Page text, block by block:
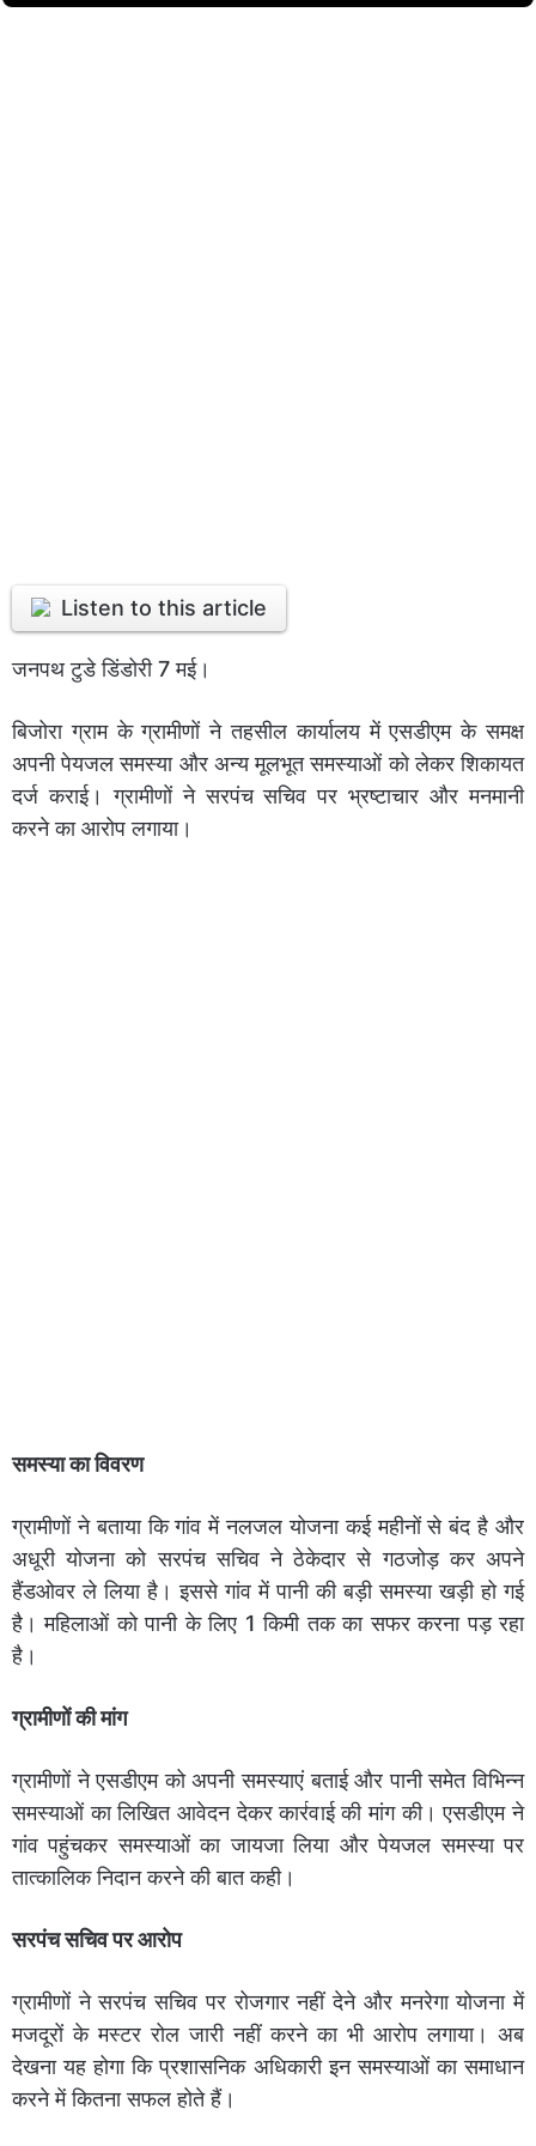
Listen to this article
जनपथ टुडे डिंडोरी 7 मई।
बिजोरा ग्राम के ग्रामीणों ने तहसील कार्यालय में एसडीएम के समक्ष
अपनी पेयजल समस्या और अन्य मूलभूत समस्याओं को लेकर शिकायत
दर्ज कराई। ग्रामीणों ने सरपंच सचिव पर भ्रष्टाचार और मनमानी
करने का आरोप लगाया।
समस्या का विवरण
ग्रामीणों ने बताया कि गांव में नलजल योजना कई महीनों से बंद है और
अधूरी योजना को सरपंच सचिव ने ठेकेदार से गठजोड़ कर अपने
हैंडओवर ले लिया है। इससे गांव में पानी की बड़ी समस्या खड़ी हो गई
है। महिलाओं को पानी के लिए 1 किमी तक का सफर करना पड़ रहा
है।
ग्रामीणों की मांग
ग्रामीणों ने एसडीएम को अपनी समस्याएं बताई और पानी समेत विभिन्न
समस्याओं का लिखित आवेदन देकर कार्रवाई की मांग की। एसडीएम ने
गांव पहुंचकर समस्याओं का जायजा लिया और पेयजल समस्या पर
तात्कालिक निदान करने की बात कही।
सरपंच सचिव पर आरोप
ग्रामीणों ने सरपंच सचिव पर रोजगार नहीं देने और मनरेगा योजना में
मजदूरों के मस्टर रोल जारी नहीं करने का भी आरोप लगाया। अब
देखना यह होगा कि प्रशासनिक अधिकारी इन समस्याओं का समाधान
करने में कितना सफल होते हैं।